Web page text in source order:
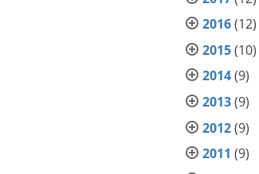
2016(12)
2015(10)
2014(9)
2013(9)
2012(9)
2011 (9)